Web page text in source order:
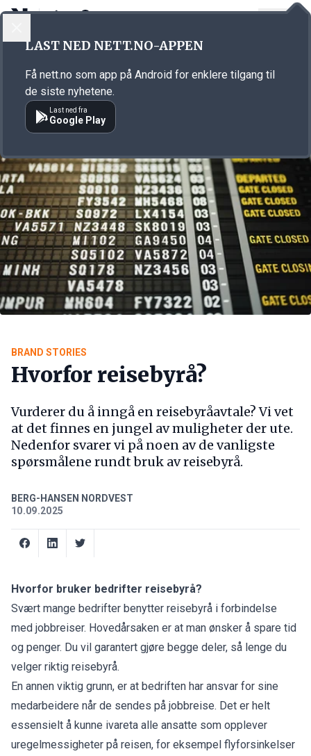
Annonsørinnhold
Annonsørinnhold
BRAND STORIES
Hvorfor reisebyrå?
Vurderer du å inngå en reisebyråavtale? Vi vet
at det finnes en jungel av muligheter der ute.
Nedenfor svarer vi på noen av de vanligste
spørsmålene rundt bruk av reisebyrå.
BERG-HANSEN NORDVEST
10.09.2025
Hvorfor bruker bedrifter reisebyrå?
Svært mange bedrifter benytter reisebyrå i forbindelse
med jobbreiser. Hovedårsaken er at man ønsker å spare tid
og penger. Du vil garantert gjøre begge deler, så lenge du
velger riktig reisebyrå.
En annen viktig grunn, er at bedriften har ansvar for sine
medarbeidere når de sendes på jobbreise. Det er helt
essensielt å kunne ivareta alle ansatte som opplever
uregelmessigheter på reisen, for eksempel flyforsinkelser
LAST NED NETT.NO-APPEN
Få nett.no som app på Android for enklere tilgang til
de siste nyhetene.
Last ned fra
Google Play